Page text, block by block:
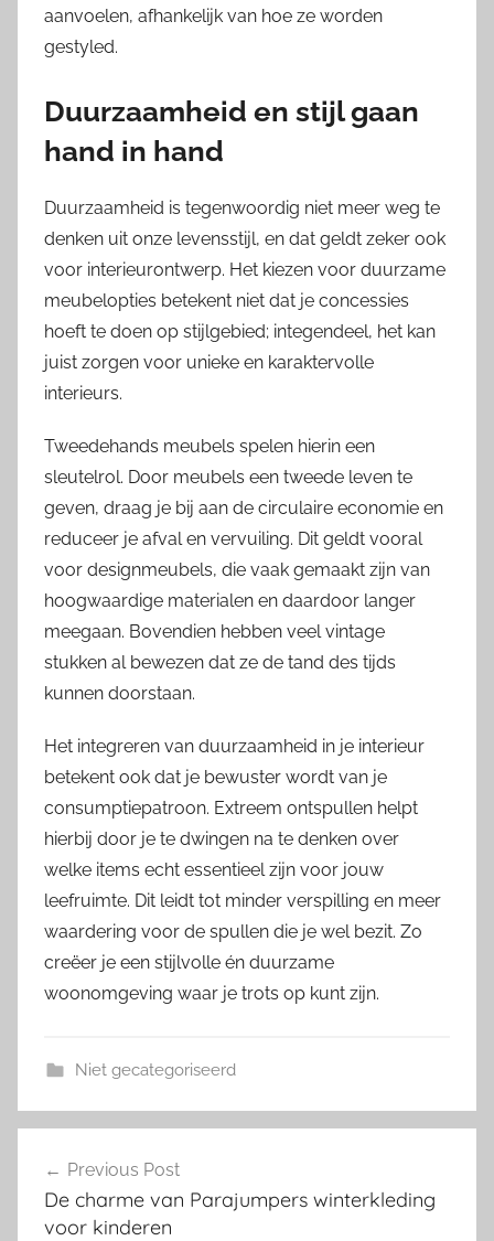
aanvoelen, afhankelijk van hoe ze worden
gestyled.
Duurzaamheid en stijl gaan
hand in hand
Duurzaamheid is tegenwoordig niet meer weg te
denken uit onze levensstijl, en dat geldt zeker ook
voor interieurontwerp. Het kiezen voor duurzame
meubelopties betekent niet dat je concessies
hoeft te doen op stijlgebied; integendeel, het kan
juist zorgen voor unieke en karaktervolle
interieurs.
Tweedehands meubels spelen hierin een
sleutelrol. Door meubels een tweede leven te
geven, draag je bij aan de circulaire economie en
reduceer je afval en vervuiling. Dit geldt vooral
voor designmeubels, die vaak gemaakt zijn van
hoogwaardige materialen en daardoor langer
meegaan. Bovendien hebben veel vintage
stukken al bewezen dat ze de tand des tijds
kunnen doorstaan.
Het integreren van duurzaamheid in je interieur
betekent ook dat je bewuster wordt van je
consumptiepatroon. Extreem ontspullen helpt
hierbij door je te dwingen na te denken over
welke items echt essentieel zijn voor jouw
leefruimte. Dit leidt tot minder verspilling en meer
waardering voor de spullen die je wel bezit. Zo
creëer je een stijlvolle én duurzame
woonomgeving waar je trots op kunt zijn.
Niet gecategoriseerd
navigation
Previous Post
De charme van Parajumpers winterkleding
voor kinderen